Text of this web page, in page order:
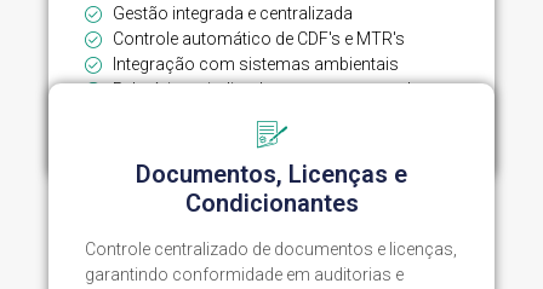
Gestão integrada e centralizada
Controle automático de CDF's e MTR's
Integração com sistemas ambientais
Relatórios e indicadores em tempo real
Documentos, Licenças e
Condicionantes
Controle centralizado de documentos e licenças,
garantindo conformidade em auditorias e